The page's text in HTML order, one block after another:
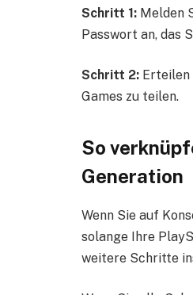
Schritt 1: Melden
Passwort an, das
Schritt 2:
Games zu teilen.
So
Generation
Wenn Sie auf
solange Ihre
weitere Schritte